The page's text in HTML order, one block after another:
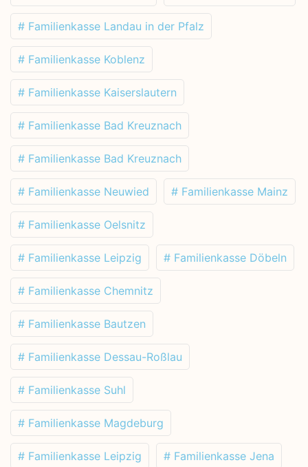
# Familienkasse Landau in der Pfalz
# Familienkasse Koblenz
# Familienkasse Kaiserslautern
# Familienkasse Bad Kreuznach
# Familienkasse Bad Kreuznach
# Familienkasse Neuwied # Familienkasse Mainz
# Familienkasse Oelsnitz
# Familienkasse Leipzig # Familienkasse Döbeln
# Familienkasse Chemnitz
# Familienkasse Bautzen
# Familienkasse Dessau-Roßlau
# Familienkasse Suhl
# Familienkasse Magdeburg
# Familienkasse Leipzig # Familienkasse Jena